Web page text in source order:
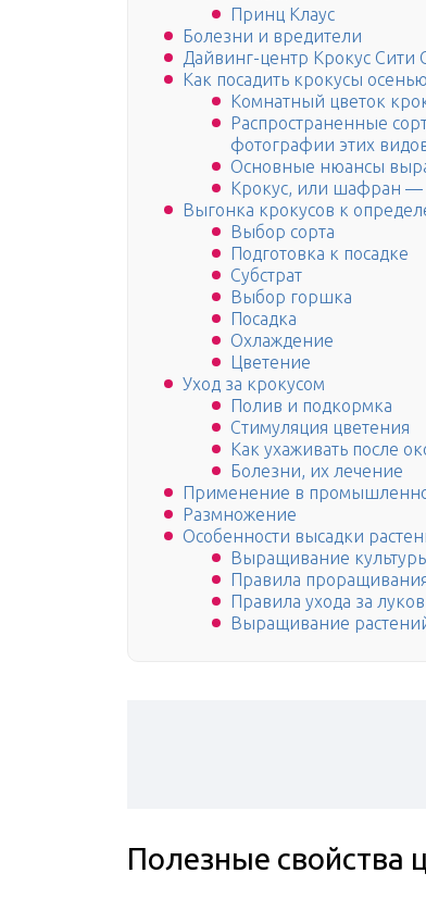
Принц Клаус
Болезни и вредители
Дайвинг-центр Крокус Сити
Как посадить крокусы
Комнатный цветок
Распространенные
фотографии этих
Основные нюансы
Крокус, или шафран —
Выгонка крокусов к
Выбор сорта
Подготовка к посадке
Субстрат
Выбор горшка
Посадка
Охлаждение
Цветение
Уход за крокусом
Полив и подкормка
Стимуляция цветения
Как ухаживать после
Болезни, их лечение
Применение в
Размножение
Особенности высадки
Выращивание
Правила
Правила ухода за
Выращивание
Полезные свойства